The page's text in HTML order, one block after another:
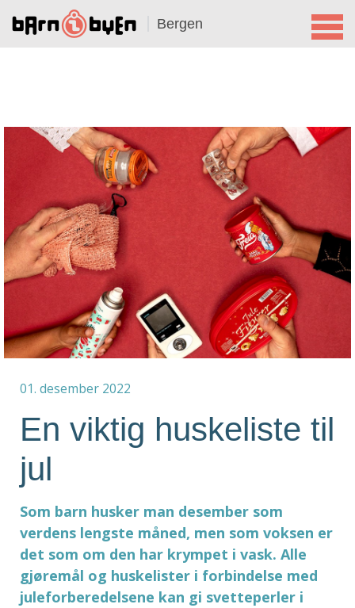
Bergen
01. desember 2022
En viktig huskeliste til
jul
Som barn husker man desember som
verdens lengste måned, men som voksen er
det som om den har krympet i vask. Alle
gjøremål og huskelister i forbindelse med
juleforberedelsene kan gi svetteperler i